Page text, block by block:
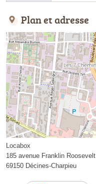
Plan et adresse
Locabox
185 avenue Franklin Roosevelt
69150 Décines-Charpieu